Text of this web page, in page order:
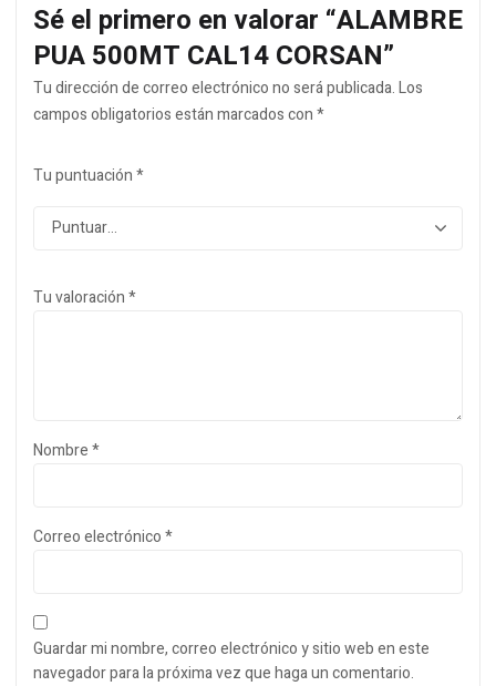
Sé el primero en valorar “ALAMBRE
PUA 500MT CAL14 CORSAN”
Tu dirección de correo electrónico no será publicada.Los
campos obligatorios están marcados con*
Tu puntuación*
Tu valoración*
Nombre*
Correo electrónico*
Guardar mi nombre, correo electrónico y sitio web en este
navegador para la próxima vez que haga un comentario.